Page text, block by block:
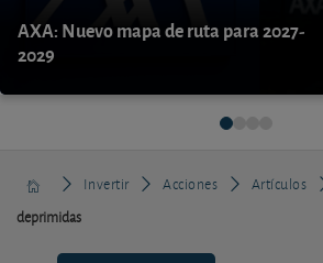
AXA: Nuevo mapa de ruta para 2027-
2029
Invertir Acciones Artículos
deprimidas